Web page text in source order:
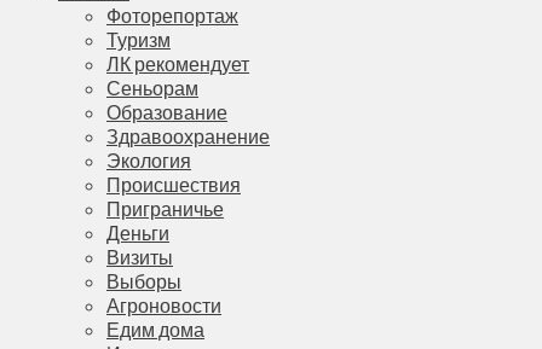
Фоторепортаж
Туризм
ЛК рекомендует
Сеньорам
Образование
Здравоохранение
Экология
Происшествия
Приграничье
Деньги
Визиты
Выборы
Агроновости
Едим дома